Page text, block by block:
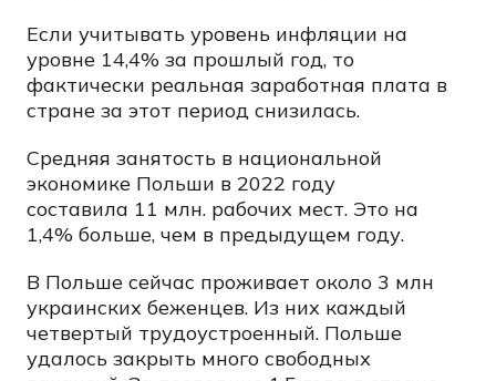
Если учитывать уровень инфляции на
уровне 14,4% за прошлый год, то
фактически реальная заработная плата в
стране за этот период снизилась.
Средняя занятость в национальной
экономике Польши в 2022 году
составила 11 млн. рабочих мест. Это на
1,4% больше, чем в предыдущем году.
В Польше сейчас проживает около 3 млн
украинских беженцев. Из них каждый
четвертый трудоустроенный. Польше
удалось закрыть много свободных